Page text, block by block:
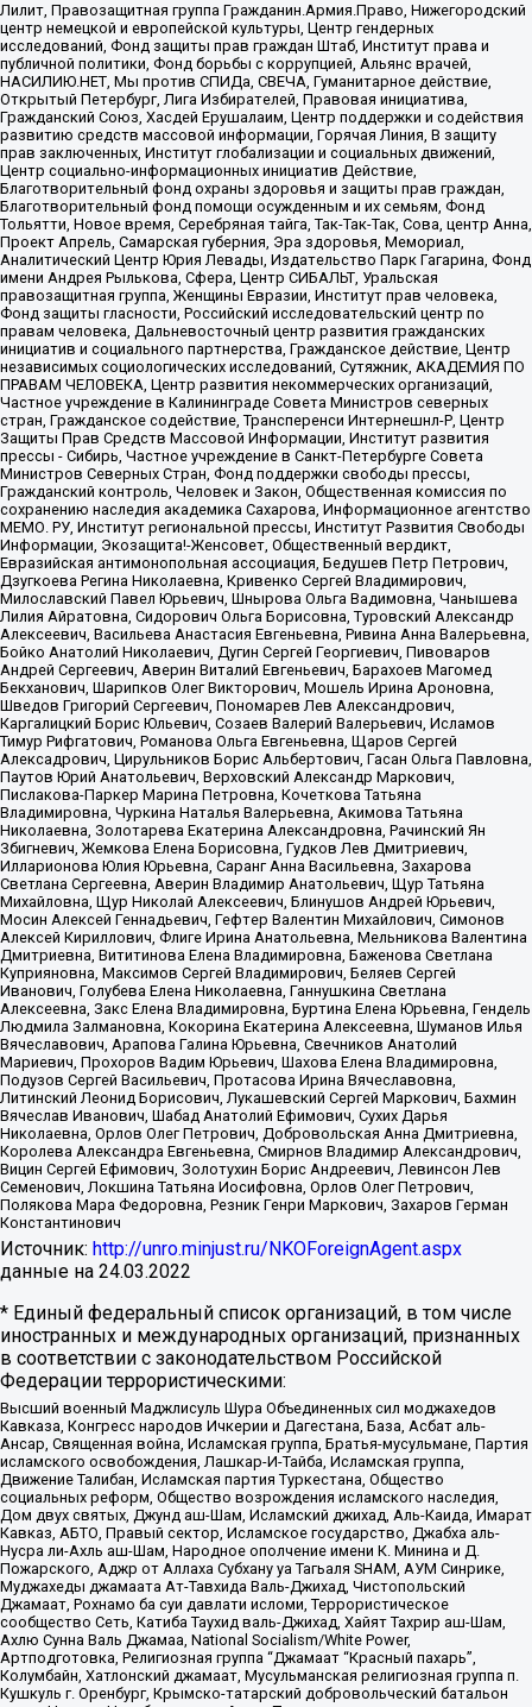
Лилит, Правозащитная группа Гражданин.Армия.Право, Нижегородский
центр немецкой и европейской культуры, Центр гендерных
исследований, Фонд защиты прав граждан Штаб, Институт права и
публичной политики, Фонд борьбы с коррупцией, Альянс врачей,
НАСИЛИЮ.НЕТ, Мы против СПИДа, СВЕЧА, Гуманитарное действие,
Открытый Петербург, Лига Избирателей, Правовая инициатива,
Гражданский Союз, Хасдей Ерушалаим, Центр поддержки и содействия
развитию средств массовой информации, Горячая Линия, В защиту
прав заключенных, Институт глобализации и социальных движений,
Центр социально-информационных инициатив Действие,
Благотворительный фонд охраны здоровья и защиты прав граждан,
Благотворительный фонд помощи осужденным и их семьям, Фонд
Тольятти, Новое время, Серебряная тайга, Так-Так-Так, Сова, центр Анна,
Проект Апрель, Самарская губерния, Эра здоровья, Мемориал,
Аналитический Центр Юрия Левады, Издательство Парк Гагарина, Фонд
имени Андрея Рылькова, Сфера, Центр СИБАЛЬТ, Уральская
правозащитная группа, Женщины Евразии, Институт прав человека,
Фонд защиты гласности, Российский исследовательский центр по
правам человека, Дальневосточный центр развития гражданских
инициатив и социального партнерства, Гражданское действие, Центр
независимых социологических исследований, Сутяжник, АКАДЕМИЯ ПО
ПРАВАМ ЧЕЛОВЕКА, Центр развития некоммерческих организаций,
Частное учреждение в Калининграде Совета Министров северных
стран, Гражданское содействие, Трансперенси Интернешнл-Р, Центр
Защиты Прав Средств Массовой Информации, Институт развития
прессы - Сибирь, Частное учреждение в Санкт-Петербурге Совета
Министров Северных Стран, Фонд поддержки свободы прессы,
Гражданский контроль, Человек и Закон, Общественная комиссия по
сохранению наследия академика Сахарова, Информационное агентство
МЕМО. РУ, Институт региональной прессы, Институт Развития Свободы
Информации, Экозащита!-Женсовет, Общественный вердикт,
Евразийская антимонопольная ассоциация, Бедушев Петр Петрович,
Дзугкоева Регина Николаевна, Кривенко Сергей Владимирович,
Милославский Павел Юрьевич, Шнырова Ольга Вадимовна, Чанышева
Лилия Айратовна, Сидорович Ольга Борисовна, Туровский Александр
Алексеевич, Васильева Анастасия Евгеньевна, Ривина Анна Валерьевна,
Бойко Анатолий Николаевич, Дугин Сергей Георгиевич, Пивоваров
Андрей Сергеевич, Аверин Виталий Евгеньевич, Барахоев Магомед
Бекханович, Шарипков Олег Викторович, Мошель Ирина Ароновна,
Шведов Григорий Сергеевич, Пономарев Лев Александрович,
Каргалицкий Борис Юльевич, Созаев Валерий Валерьевич, Исламов
Тимур Рифгатович, Романова Ольга Евгеньевна, Щаров Сергей
Алексадрович, Цирульников Борис Альбертович, Гасан Ольга Павловна,
Паутов Юрий Анатольевич, Верховский Александр Маркович,
Пислакова-Паркер Марина Петровна, Кочеткова Татьяна
Владимировна, Чуркина Наталья Валерьевна, Акимова Татьяна
Николаевна, Золотарева Екатерина Александровна, Рачинский Ян
Збигневич, Жемкова Елена Борисовна, Гудков Лев Дмитриевич,
Илларионова Юлия Юрьевна, Саранг Анна Васильевна, Захарова
Светлана Сергеевна, Аверин Владимир Анатольевич, Щур Татьяна
Михайловна, Щур Николай Алексеевич, Блинушов Андрей Юрьевич,
Мосин Алексей Геннадьевич, Гефтер Валентин Михайлович, Симонов
Алексей Кириллович, Флиге Ирина Анатольевна, Мельникова Валентина
Дмитриевна, Вититинова Елена Владимировна, Баженова Светлана
Куприяновна, Максимов Сергей Владимирович, Беляев Сергей
Иванович, Голубева Елена Николаевна, Ганнушкина Светлана
Алексеевна, Закс Елена Владимировна, Буртина Елена Юрьевна, Гендель
Людмила Залмановна, Кокорина Екатерина Алексеевна, Шуманов Илья
Вячеславович, Арапова Галина Юрьевна, Свечников Анатолий
Мариевич, Прохоров Вадим Юрьевич, Шахова Елена Владимировна,
Подузов Сергей Васильевич, Протасова Ирина Вячеславовна,
Литинский Леонид Борисович, Лукашевский Сергей Маркович, Бахмин
Вячеслав Иванович, Шабад Анатолий Ефимович, Сухих Дарья
Николаевна, Орлов Олег Петрович, Добровольская Анна Дмитриевна,
Королева Александра Евгеньевна, Смирнов Владимир Александрович,
Вицин Сергей Ефимович, Золотухин Борис Андреевич, Левинсон Лев
Семенович, Локшина Татьяна Иосифовна, Орлов Олег Петрович,
Полякова Мара Федоровна, Резник Генри Маркович, Захаров Герман
Константинович
Источник: http://unro.minjust.ru/NKOForeignAgent.aspx
данные на 24.03.2022
* Единый федеральный список организаций, в том числе
иностранных и международных организаций, признанных
в соответствии с законодательством Российской
Федерации террористическими:
Высший военный Маджлисуль Шура Объединенных сил моджахедов
Кавказа, Конгресс народов Ичкерии и Дагестана, База, Асбат аль-
Ансар, Священная война, Исламская группа, Братья-мусульмане, Партия
исламского освобождения, Лашкар-И-Тайба, Исламская группа,
Движение Талибан, Исламская партия Туркестана, Общество
социальных реформ, Общество возрождения исламского наследия,
Дом двух святых, Джунд аш-Шам, Исламский джихад, Аль-Каида, Имарат
Кавказ, АБТО, Правый сектор, Исламское государство, Джабха аль-
Нусра ли-Ахль аш-Шам, Народное ополчение имени К. Минина и Д.
Пожарского, Аджр от Аллаха Субхану уа Тагьаля SHAM, АУМ Синрике,
Муджахеды джамаата Ат-Тавхида Валь-Джихад, Чистопольский
Джамаат, Рохнамо ба суи давлати исломи, Террористическое
сообщество Сеть, Катиба Таухид валь-Джихад, Хайят Тахрир аш-Шам,
Ахлю Сунна Валь Джамаа, National Socialism/White Power,
Артподготовка, Религиозная группа “Джамаат “Красный пахарь”,
Колумбайн, Хатлонский джамаат, Мусульманская религиозная группа п.
Кушкуль г. Оренбург, Крымско-татарский добровольческий батальон